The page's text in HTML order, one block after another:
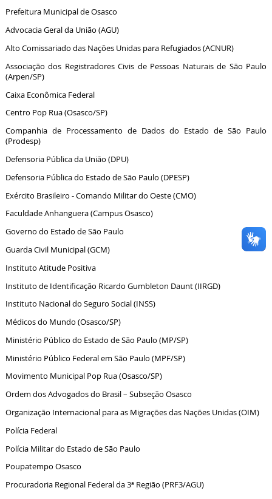
Prefeitura Municipal de Osasco
Advocacia Geral da União (AGU)
Alto Comissariado das Nações Unidas para Refugiados (ACNUR)
Associação dos Registradores Civis de Pessoas Naturais de São Paulo
(Arpen/SP)
Caixa Econômica Federal
Centro Pop Rua (Osasco/SP)
Companhia de Processamento de Dados do Estado de São Paulo
(Prodesp)
Defensoria Pública da União (DPU)
Defensoria Pública do Estado de São Paulo (DPESP)
Exército Brasileiro - Comando Militar do Oeste (CMO)
Faculdade Anhanguera (Campus Osasco)
Governo do Estado de São Paulo
Guarda Civil Municipal (GCM)
Instituto Atitude Positiva
Instituto de Identificação Ricardo Gumbleton Daunt (IIRGD)
Instituto Nacional do Seguro Social (INSS)
Médicos do Mundo (Osasco/SP)
Ministério Público do Estado de São Paulo (MP/SP)
Ministério Público Federal em São Paulo (MPF/SP)
Movimento Municipal Pop Rua (Osasco/SP)
Ordem dos Advogados do Brasil – Subseção Osasco
Organização Internacional para as Migrações das Nações Unidas (OIM)
Polícia Federal
Polícia Militar do Estado de São Paulo
Poupatempo Osasco
Procuradoria Regional Federal da 3ª Região (PRF3/AGU)